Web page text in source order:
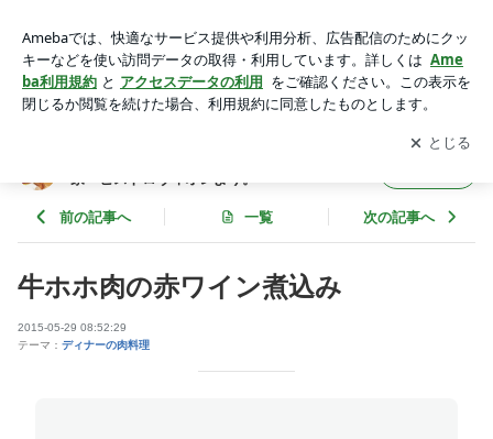
ンの隠れ家・ビストロヴィオレより。
アプリをダウンロードして ブログの更新通知
を受け取りまし
ょう。
開く
家・ビストロヴィオレより。
前の記事へ 一覧 次の記事へ
牛ホホ肉の赤ワイン煮込み
2015-05-29 08:52:29
テーマ： ディナーの肉料理